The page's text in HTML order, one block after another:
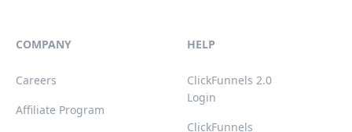
COMPANY
Careers
Affiliate Program
HELP
ClickFunnels 2.0
Login
ClickFunnels